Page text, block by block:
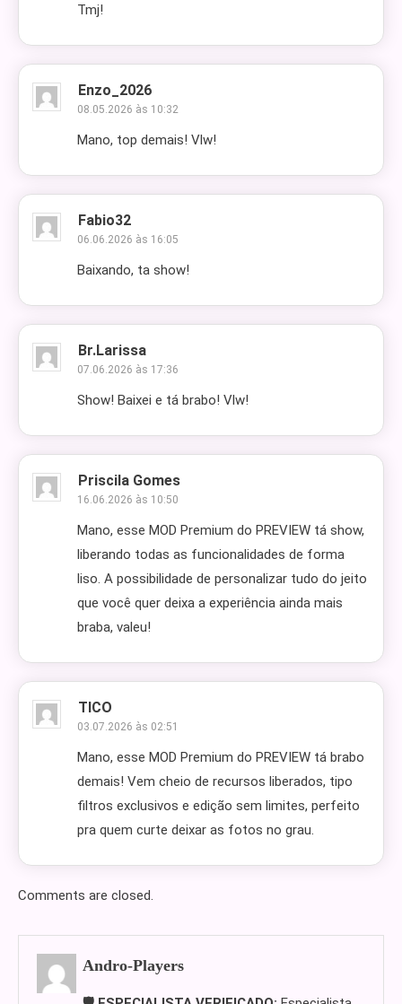
Tmj!
Enzo_2026
08.05.2026 às 10:32
Mano, top demais! Vlw!
Fabio32
06.06.2026 às 16:05
Baixando, ta show!
Br.larissa
07.06.2026 às 17:36
Show! Baixei e tá brabo! Vlw!
Priscila Gomes
16.06.2026 às 10:50
Mano, esse MOD Premium do PREVIEW tá show,
liberando todas as funcionalidades de forma
liso. A possibilidade de personalizar tudo do jeito
que você quer deixa a experiência ainda mais
braba, valeu!
TICO
03.07.2026 às 02:51
Mano, esse MOD Premium do PREVIEW tá brabo
demais! Vem cheio de recursos liberados, tipo
filtros exclusivos e edição sem limites, perfeito
pra quem curte deixar as fotos no grau.
Comments are closed.
Andro-Players